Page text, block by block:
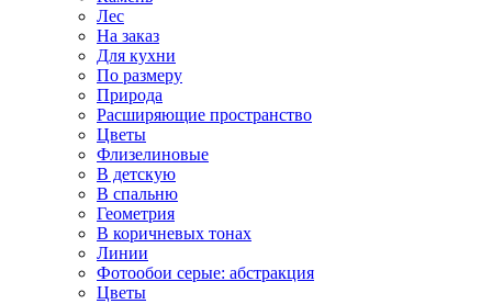
Лес
На заказ
Для кухни
По размеру
Природа
Расширяющие пространство
Цветы
Флизелиновые
В детскую
В спальню
Геометрия
В коричневых тонах
Линии
Фотообои серые: абстракция
Цветы